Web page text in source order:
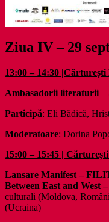
Ziua IV – 29
13:00 – 14:30 |Cărturești
Ambasadorii literaturii –
Participă: Eli Bădică,
Moderatoare: Dorina
15:00 – 15:45 |
Lansare Manifest –
Between East and West –
culturali (Moldova,
(Ucraina)